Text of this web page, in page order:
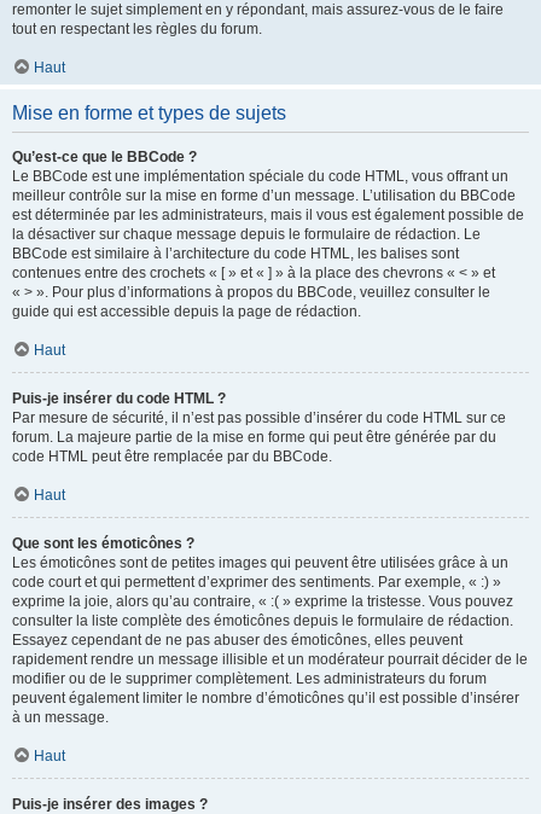
remonter le sujet simplement en y répondant, mais assurez-vous de le faire
tout en respectant les règles du forum.
Haut
Mise en forme et types de sujets
Qu’est-ce que le BBCode ?
Le BBCode est une implémentation spéciale du code HTML, vous offrant un
meilleur contrôle sur la mise en forme d’un message. L’utilisation du BBCode
est déterminée par les administrateurs, mais il vous est également possible de
la désactiver sur chaque message depuis le formulaire de rédaction. Le
BBCode est similaire à l’architecture du code HTML, les balises sont
contenues entre des crochets « [ » et « ] » à la place des chevrons « < » et
« > ». Pour plus d’informations à propos du BBCode, veuillez consulter le
guide qui est accessible depuis la page de rédaction.
Haut
Puis-je insérer du code HTML ?
Par mesure de sécurité, il n’est pas possible d’insérer du code HTML sur ce
forum. La majeure partie de la mise en forme qui peut être générée par du
code HTML peut être remplacée par du BBCode.
Haut
Que sont les émoticônes ?
Les émoticônes sont de petites images qui peuvent être utilisées grâce à un
code court et qui permettent d’exprimer des sentiments. Par exemple, « :) »
exprime la joie, alors qu’au contraire, « :( » exprime la tristesse. Vous pouvez
consulter la liste complète des émoticônes depuis le formulaire de rédaction.
Essayez cependant de ne pas abuser des émoticônes, elles peuvent
rapidement rendre un message illisible et un modérateur pourrait décider de le
modifier ou de le supprimer complètement. Les administrateurs du forum
peuvent également limiter le nombre d’émoticônes qu’il est possible d’insérer
à un message.
Haut
Puis-je insérer des images ?